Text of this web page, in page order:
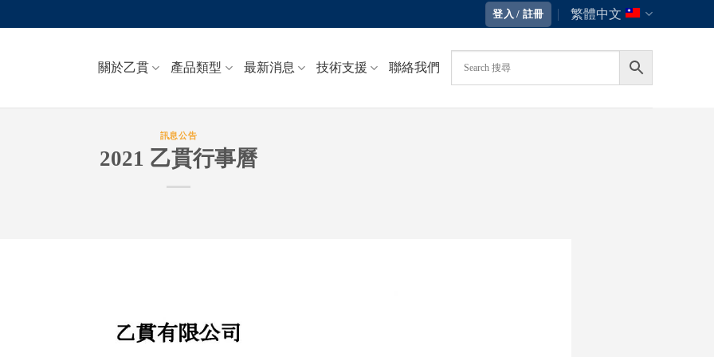
登入 / 註冊 繁體中文
關於乙貫 產品類型 最新消息 技術支援 聯絡我們
訊息公告
2021 乙貫行事曆